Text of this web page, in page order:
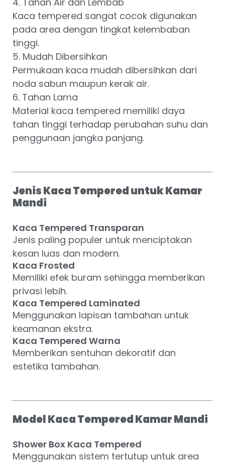
Kaca tempered sangat cocok digunakan
pada area dengan tingkat kelembaban
tinggi.
5. Mudah Dibersihkan
Permukaan kaca mudah dibersihkan dari
noda sabun maupun kerak air.
6. Tahan Lama
Material kaca tempered memiliki daya
tahan tinggi terhadap perubahan suhu dan
penggunaan jangka panjang.
Jenis Kaca Tempered untuk Kamar
Mandi
Kaca Tempered Transparan
Jenis paling populer untuk menciptakan
kesan luas dan modern.
Kaca Frosted
Memiliki efek buram sehingga memberikan
privasi lebih.
Kaca Tempered Laminated
Menggunakan lapisan tambahan untuk
keamanan ekstra.
Kaca Tempered Warna
Memberikan sentuhan dekoratif dan
estetika tambahan.
Model Kaca Tempered Kamar Mandi
Shower Box Kaca Tempered
Menggunakan sistem tertutup untuk area